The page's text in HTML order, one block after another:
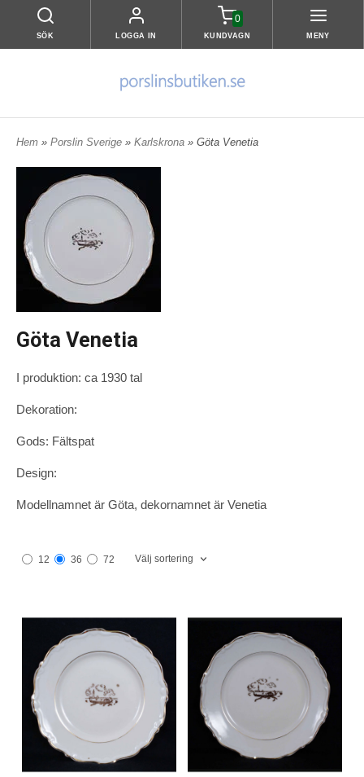
SÖK LOGGA IN
0
KUNDVAGN MENY
Hem » Porslin Sverige » Karlskrona » Göta Venetia
Göta Venetia
I produktion: ca 1930 tal
Dekoration:
Gods: Fältspat
Design:
Modellnamnet är Göta, dekornamnet är Venetia
12 36 72 Välj sortering